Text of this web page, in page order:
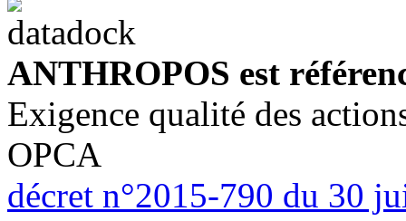
ANTHROPOS est
Exigence qualité des
OPCA
décret n°2015-790 du 30